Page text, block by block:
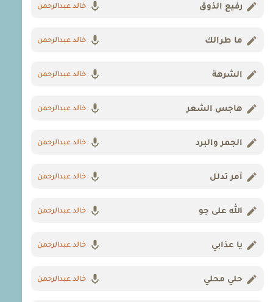
رفيع الذوق خالد عبدالرحمن
ما طرالك خالد عبدالرحمن
الشرهة خالد عبدالرحمن
هاجس الشعر خالد عبدالرحمن
الجمر والبرد خالد عبدالرحمن
آمر تدلل خالد عبدالرحمن
الله على جو خالد عبدالرحمن
يا عذابي خالد عبدالرحمن
حلي محلي خالد عبدالرحمن